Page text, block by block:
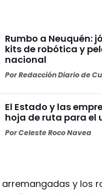
Rumbo a Neuquén:
kits de robótica y
nacional
PorRedacción Diario de
El Estado y las
hoja de ruta para el
PorCeleste Roco Navea
y los